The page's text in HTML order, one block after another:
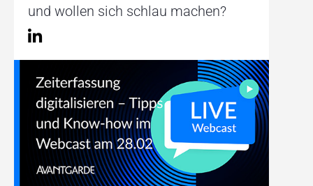
und wollen sich schlau machen?